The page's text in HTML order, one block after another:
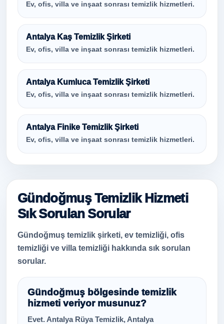
Ev, ofis, villa ve inşaat sonrası temizlik hizmetleri.
Antalya Kaş Temizlik Şirketi
Ev, ofis, villa ve inşaat sonrası temizlik hizmetleri.
Antalya Kumluca Temizlik Şirketi
Ev, ofis, villa ve inşaat sonrası temizlik hizmetleri.
Antalya Finike Temizlik Şirketi
Ev, ofis, villa ve inşaat sonrası temizlik hizmetleri.
Gündoğmuş Temizlik Hizmeti
Sık Sorulan Sorular
Gündoğmuş temizlik şirketi, ev temizliği, ofis
temizliği ve villa temizliği hakkında sık sorulan
sorular.
Gündoğmuş bölgesinde temizlik
hizmeti veriyor musunuz?
Evet. Antalya Rüya Temizlik, Antalya